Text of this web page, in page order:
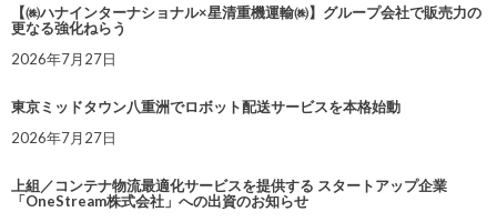
【㈱ハナインターナショナル×星清重機運輸㈱】グループ会社で販売力の
更なる強化ねらう
2026年7月27日
東京ミッドタウン八重洲でロボット配送サービスを本格始動
2026年7月27日
上組／コンテナ物流最適化サービスを提供する スタートアップ企業
「OneStream株式会社」への出資のお知らせ